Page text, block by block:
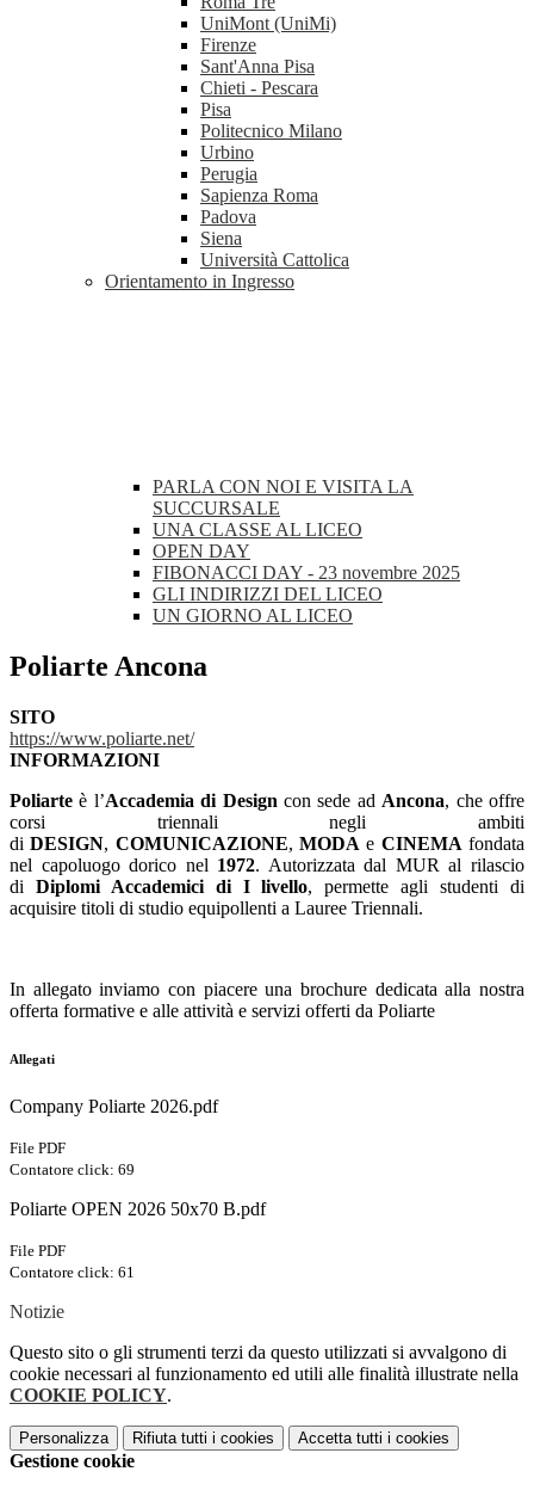
UniMont (UniMi)
Firenze
Sant'Anna Pisa
Chieti - Pescara
Pisa
Politecnico Milano
Urbino
Perugia
Sapienza Roma
Padova
Siena
Università Cattolica
Orientamento in Ingresso
PARLA CON NOI E VISITA LA
SUCCURSALE
UNA CLASSE AL LICEO
OPEN DAY
FIBONACCI DAY - 23 novembre 2025
GLI INDIRIZZI DEL LICEO
UN GIORNO AL LICEO
Poliarte Ancona
SITO
https://www.poliarte.net/
INFORMAZIONI
Poliarteè l’Accademia di Designcon sede ad Ancona, che offre
corsi triennali negli ambiti
diDESIGN, COMUNICAZIONE,MODA e CINEMA fondata
nel capoluogo dorico nel 1972. Autorizzata dal MUR al rilascio
di Diplomi Accademici di I livello, permette agli studenti di
acquisire titoli di studio equipollenti a Lauree Triennali.
In allegato inviamo con piacere una brochure dedicata alla nostra
offerta formative e alle attività e servizi offerti da Poliarte
Allegati
Company Poliarte 2026.pdf
File PDF
Contatore click: 69
Poliarte OPEN 2026 50x70 B.pdf
File PDF
Contatore click: 61
Notizie
Questo sito o gli strumenti terzi da questo utilizzati si avvalgono di
cookie necessari al funzionamento ed utili alle finalità illustrate nella
COOKIE POLICY.
Personalizza Rifiuta tutti i cookies Accetta tutti i cookies
Gestione cookie